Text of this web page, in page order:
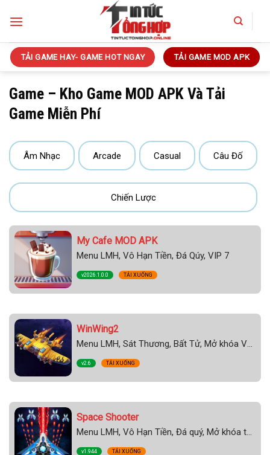
qua
dung TẢI GAME HAY- GAME HOT NGAY TẢI GAME MOD APK
Game – Kho Game MOD APK Và Tải
Game Miễn Phí
Âm Nhạc Arcade Casual Câu Đố
Chiến Lược
My Cafe MOD APK
Menu LMH, Vô Hạn Tiền, Đá Qúy, VIP 7
v2026.1.0.0 TẢI XUỐNG
WinWing2
Menu LMH, Sát Thương, Bất Tử, Mở khóa Vũ Khí
v2.6 TẢI XUỐNG
Space Shooter
Menu LMH, Vô Hạn Tiền, Đá quý, Mở khóa tất cả, Vip, Auto Kill, Chơi Online PvP
v1.944 TẢI XUỐNG